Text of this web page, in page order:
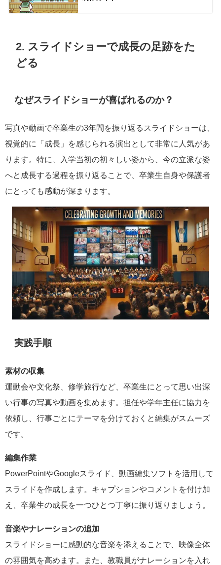
2. スライドショーで成長の足跡をた
どる
なぜスライドショーが喜ばれるのか？
写真や動画で卒業生の3年間を振り返るスライドショーは、
視覚的に「成長」を感じられる演出として非常に人気があ
ります。特に、入学当初の初々しい姿から、今の立派な姿
へと成長する過程を振り返ることで、卒業生自身や保護者
にとっても感動が深まります。
実践手順
素材の収集
運動会や文化祭、修学旅行など、卒業生にとって思い出深
い行事の写真や動画を集めます。担任や学年主任に協力を
依頼し、行事ごとにテーマを分けておくと編集がスムーズ
です。
編集作業
PowerPointやGoogleスライド、動画編集ソフトを活用して
スライドを作成します。キャプションやコメントを付け加
え、卒業生の成長を一つひとつ丁寧に振り返りましょう。
音楽やナレーションの追加
スライドショーに感動的な音楽を添えることで、映像全体
の雰囲気を高めます。また、教職員がナレーションを入れ